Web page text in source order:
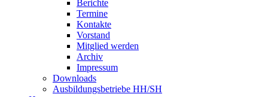
Berichte
Termine
Kontakte
Vorstand
Mitglied werden
Archiv
Impressum
Downloads
Ausbildungsbetriebe HH/SH